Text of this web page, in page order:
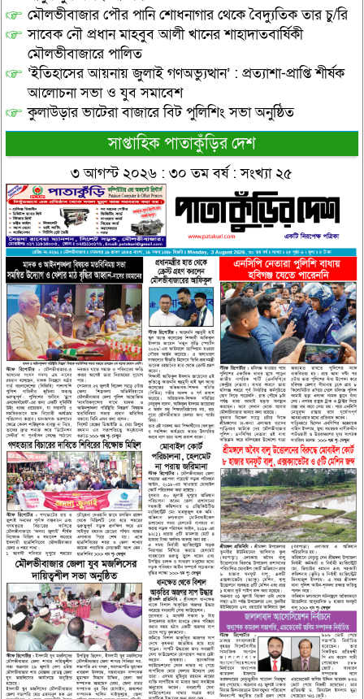
মৌলভীবাজার পৌর পানি শোধনাগার থেকে বৈদ্যুতিক তার চু/রি
সাবেক নৌ প্রধান মাহবুব আলী খানের শাহাদাতবার্ষিকী
মৌলভীবাজারে পালিত
‘ইতিহাসের আয়নায় জুলাই গণঅভ্যুত্থান’ : প্রত্যাশা-প্রাপ্তি শীর্ষক
আলোচনা সভা ও যুব সমাবেশ
কুলাউড়ার ভাটেরা বাজারে বিট পুলিশিং সভা অনুষ্ঠিত
সাপ্তাহিক পাতাকুঁড়ির দেশ
৩ আগস্ট ২০২৬ : ৩০ তম বর্ষ : সংখ্যা ২৫